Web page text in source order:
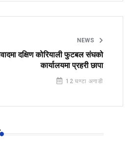
NEWS
दक्षिण कोरियाली फुटबल संघको
कार्यालयमा प्रहरी छापा
12 घण्टा अगाडी